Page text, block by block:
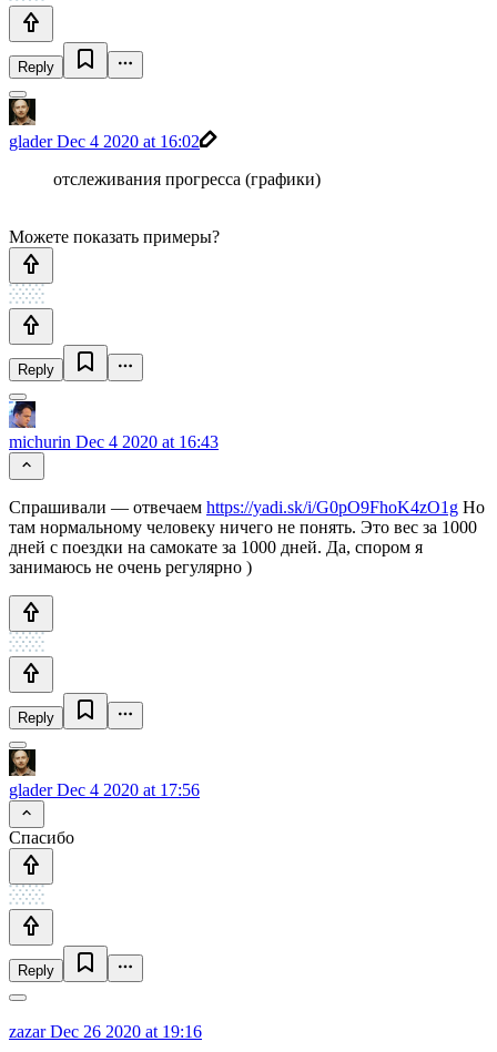
Reply
gladerDec 4 2020 at 16:02
отслеживания прогресса (графики)
Можете показать примеры?
Reply
michurin Dec 4 2020 at 16:43
Спрашивали — отвечаем https://yadi.sk/i/G0pO9FhoK4zO1g Но
там нормальному человеку ничего не понять. Это вес за 1000
дней с поездки на самокате за 1000 дней. Да, спором я
занимаюсь не очень регулярно )
Reply
gladerDec 4 2020 at 17:56
Спасибо
Reply
zazarDec 26 2020 at 19:16